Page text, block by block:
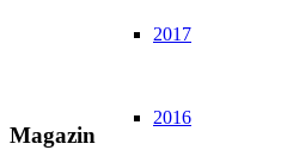
2017
2016
Magazin